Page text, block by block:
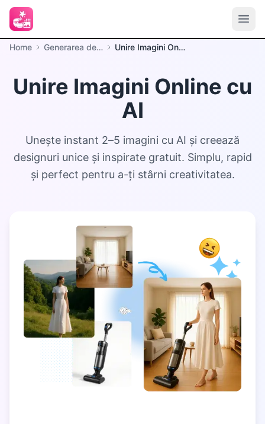
Home Generarea de imagini Unire Imagini Online cu AI
Unire Imagini Online cu
AI
Unește instant 2–5 imagini cu AI și creează
designuri unice și inspirate gratuit. Simplu, rapid
și perfect pentru a-ți stârni creativitatea.